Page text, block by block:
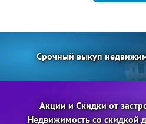
Срочный выкуп
Акции и Скидки от
Недвижимость со скидкой